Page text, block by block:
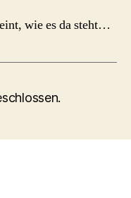
wie es da steht…